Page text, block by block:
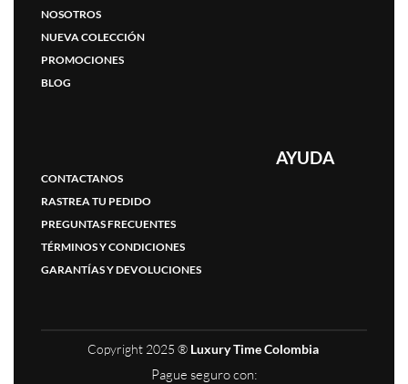
NOSOTROS
NUEVA COLECCIÓN
PROMOCIONES
BLOG
AYUDA
CONTACTANOS
RASTREA TU PEDIDO
PREGUNTAS FRECUENTES
TÉRMINOS Y CONDICIONES
GARANTÍAS Y DEVOLUCIONES
Copyright 2025 ® Luxury Time Colombia
Pague seguro con: